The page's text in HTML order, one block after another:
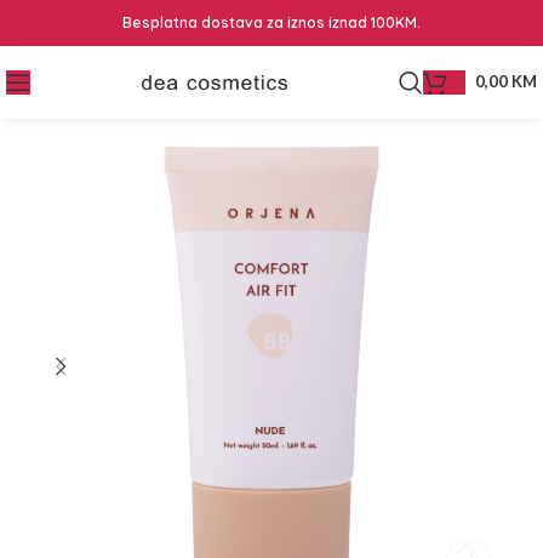
Besplatna dostava za iznos iznad 100KM.
0,00 KM